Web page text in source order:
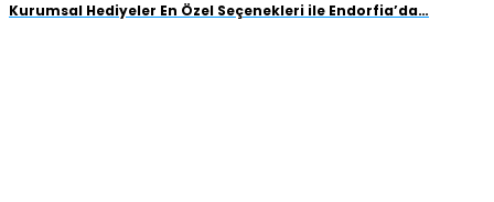
Kurumsal Hediyeler En Özel Seçenekleri ile Endorfia’da…